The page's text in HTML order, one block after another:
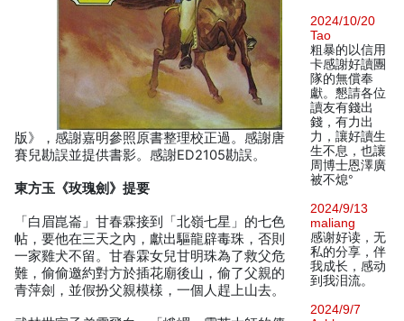
版》，感謝嘉明參照原書整理校正過。感謝唐
賽兒勘誤並提供書影。感謝ED2105勘誤。
東方玉《玫瑰劍》提要
「白眉崑崙」甘春霖接到「北嶺七星」的七色
帖，要他在三天之內，獻出驅龍辟毒珠，否則
一家雞犬不留。甘春霖女兒甘明珠為了救父危
難，偷偷邀約對方於插花廟後山，偷了父親的
青萍劍，並假扮父親模樣，一個人趕上山去。
2024/10/20
Tao
粗暴的以信用
卡感謝好讀團
隊的無償奉
獻。懇請各位
讀友有錢出
錢，有力出
力，讓好讀生
生不息，也讓
周博士恩澤廣
被不熄°
2024/9/13
maliang
感谢好读，无
私的分享，伴
我成长，感动
到我泪流。
2024/9/7